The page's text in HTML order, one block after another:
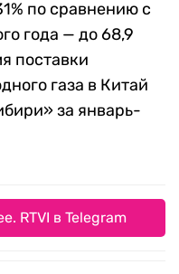
по сравнению с
года — до 68,9
поставки
газа в Китай
за январь-
RTVI в Telegram